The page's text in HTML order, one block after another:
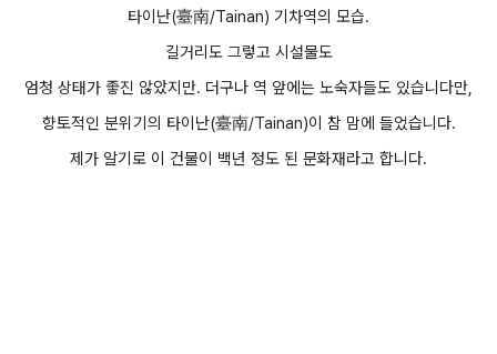
타이난(臺南/Tainan) 기차역의 모습.
길거리도 그렇고 시설물도
엄청 상태가 좋진 않았지만. 더구나 역 앞에는 노숙자들도 있습니다만,
향토적인 분위기의 타이난(臺南/Tainan)이 참 맘에 들었습니다.
제가 알기로 이 건물이 백년 정도 된 문화재라고 합니다.